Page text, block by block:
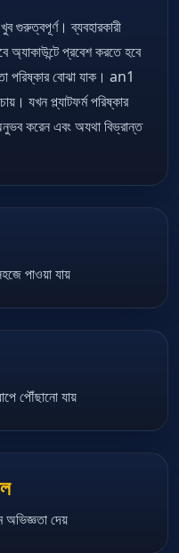
গুরুত্বপূর্ণ। ব্যবহারকারী
অ্যাকাউন্টে প্রবেশ করতে হবে
পরিষ্কার বোঝা যাক। an1
যখন প্ল্যাটফর্ম পরিষ্কার
করেন এবং অযথা বিভ্রান্ত
পাওয়া যায়
পৌঁছানো যায়
অভিজ্ঞতা দেয়